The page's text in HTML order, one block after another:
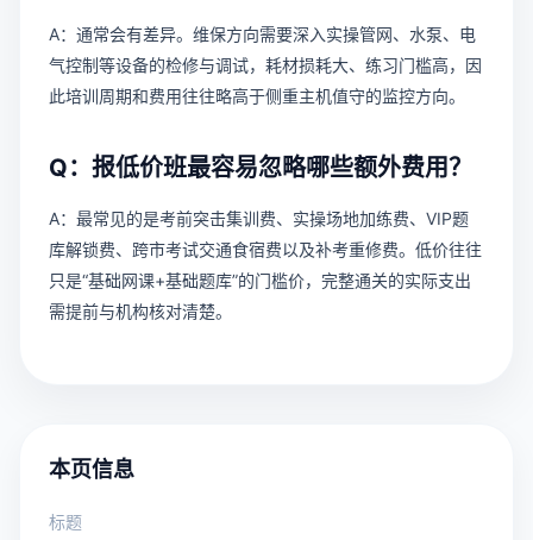
A：通常会有差异。维保方向需要深入实操管网、水泵、电
气控制等设备的检修与调试，耗材损耗大、练习门槛高，因
此培训周期和费用往往略高于侧重主机值守的监控方向。
Q：报低价班最容易忽略哪些额外费用？
A：最常见的是考前突击集训费、实操场地加练费、VIP题
库解锁费、跨市考试交通食宿费以及补考重修费。低价往往
只是“基础网课+基础题库”的门槛价，完整通关的实际支出
需提前与机构核对清楚。
本页信息
标题